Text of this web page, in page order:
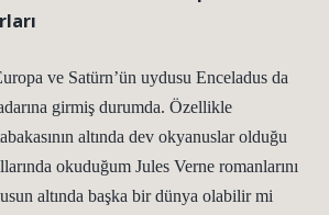
ve Satürn’ün uydusu Enceladus da
girmiş durumda. Özellikle
altında dev okyanuslar olduğu
okuduğum Jules Verne romanlarını
altında başka bir dünya olabilir mi